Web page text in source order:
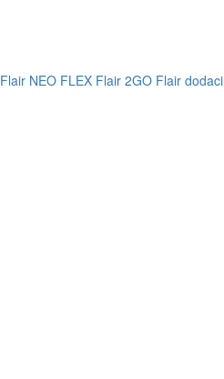
Flair NEO FLEX Flair 2GO Flair dodaci